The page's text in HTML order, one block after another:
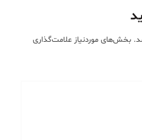
بخش‌های موردنیاز علامت‌گذاری